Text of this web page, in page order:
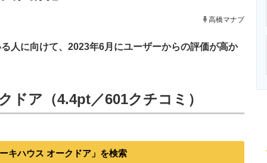
エネルギーの
高橋マナブ
人に向けて、2023年6月にユーザーからの評価が高か
ドア（4.4pt／601クチコミ）
キハウス オークドア」を検索